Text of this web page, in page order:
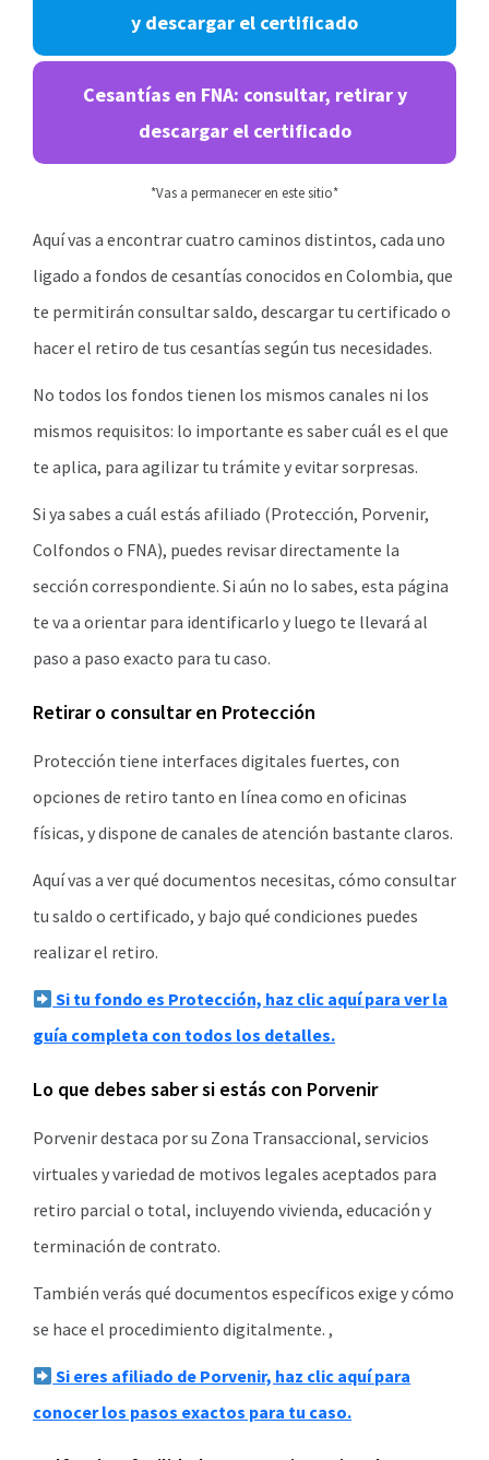
y descargar el certificado
Cesantías en FNA: consultar, retirar y
descargar el certificado
*Vas a permanecer en este sitio*
Aquí vas a encontrar cuatro caminos distintos, cada uno
ligado a fondos de cesantías conocidos en Colombia, que
te permitirán consultar saldo, descargar tu certificado o
hacer el retiro de tus cesantías según tus necesidades.
No todos los fondos tienen los mismos canales ni los
mismos requisitos: lo importante es saber cuál es el que
te aplica, para agilizar tu trámite y evitar sorpresas.
Si ya sabes a cuál estás afiliado (Protección, Porvenir,
Colfondos o FNA), puedes revisar directamente la
sección correspondiente. Si aún no lo sabes, esta página
te va a orientar para identificarlo y luego te llevará al
paso a paso exacto para tu caso.
Retirar o consultar en Protección
Protección tiene interfaces digitales fuertes, con
opciones de retiro tanto en línea como en oficinas
físicas, y dispone de canales de atención bastante claros.
Aquí vas a ver qué documentos necesitas, cómo consultar
tu saldo o certificado, y bajo qué condiciones puedes
realizar el retiro.
Si tu fondo es Protección, haz clic aquí para ver la
guía completa con todos los detalles.
Lo que debes saber si estás con Porvenir
Porvenir destaca por su Zona Transaccional, servicios
virtuales y variedad de motivos legales aceptados para
retiro parcial o total, incluyendo vivienda, educación y
terminación de contrato.
También verás qué documentos específicos exige y cómo
se hace el procedimiento digitalmente. ,
Si eres afiliado de Porvenir, haz clic aquí para
conocer los pasos exactos para tu caso.